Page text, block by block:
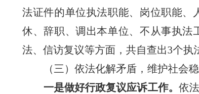
法证件的单位执法职能、岗位职能、
休、辞职、调出本单位、不从事执法
法、信访复议等方面，共自查出3个执
（三）依法化解矛盾，维护社会
一是做好行政复议应诉工作。 依